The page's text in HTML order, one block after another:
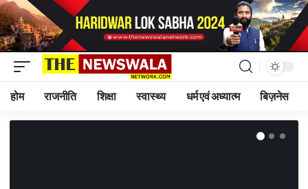
होम राजनीति शिक्षा स्वास्थ्य धर्म एवं अध्यात्म बिज़नेस